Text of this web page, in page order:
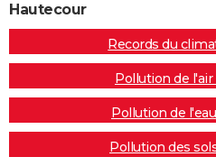
Hautecour
Records du
Pollution de
Pollution de
Pollution des